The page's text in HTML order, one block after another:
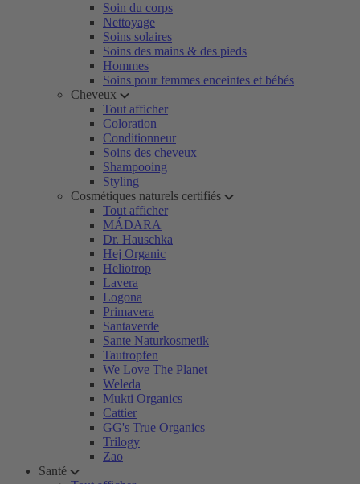
Soin du corps
Nettoyage
Soins solaires
Soins des mains & des pieds
Hommes
Soins pour femmes enceintes et bébés
Cheveux
Tout afficher
Coloration
Conditionneur
Soins des cheveux
Shampooing
Styling
Cosmétiques naturels certifiés
Tout afficher
MÁDARA
Dr. Hauschka
Hej Organic
Heliotrop
Lavera
Logona
Primavera
Santaverde
Sante Naturkosmetik
Tautropfen
We Love The Planet
Weleda
Mukti Organics
Cattier
GG's True Organics
Trilogy
Zao
Santé